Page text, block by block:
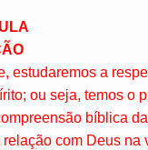
estudaremos a
ou seja, temos o
bíblica
relação com Deus na